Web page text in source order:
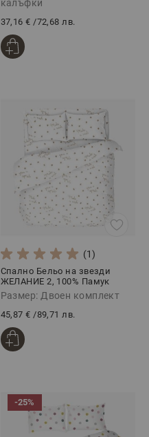
калъфки
37,16 € /72,68 лв.
(1)
Спално Бельо на звезди
ЖЕЛАНИЕ 2, 100% Памук
Ранфорс, 4 части
Размер: Двоен комплект
45,87 € /89,71 лв.
-25%